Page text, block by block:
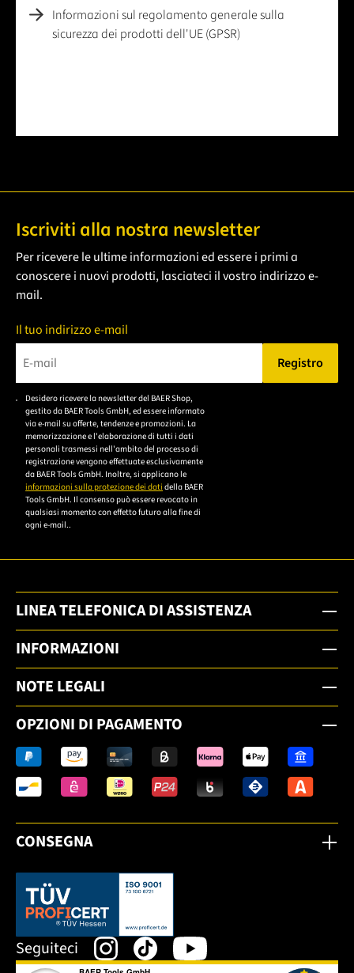
Informazioni sul regolamento generale sulla
sicurezza dei prodotti dell'UE (GPSR)
Iscriviti alla nostra newsletter
Per ricevere le ultime informazioni ed essere i primi a
conoscere i nuovi prodotti, lasciateci il vostro indirizzo e-
mail.
Il tuo indirizzo e-mail
Bitte geben Sie eine gültige E-Mail-Adresse ein.
Registro
Desidero ricevere la newsletter del BAER Shop,
gestito da BAER Tools GmbH, ed essere informato
via e-mail su offerte, tendenze e promozioni. La
memorizzazione e l'elaborazione di tutti i dati
personali trasmessi nell'ambito del processo di
registrazione vengono effettuate esclusivamente
da BAER Tools GmbH. Inoltre, si applicano le
informazioni sulla protezione dei dati della BAER
Tools GmbH. Il consenso può essere revocato in
qualsiasi momento con effetto futuro alla fine di
ogni e-mail..
LINEA TELEFONICA DI ASSISTENZA
INFORMAZIONI
NOTE LEGALI
OPZIONI DI PAGAMENTO
CONSEGNA
Dieser Link öffnet sich in einem neuen Tab.
Seguiteci